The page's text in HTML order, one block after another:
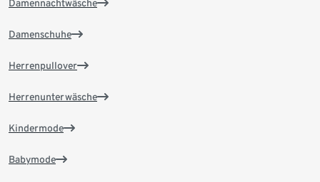
Damennachtwäsche
Damenschuhe
Herrenpullover
Herrenunterwäsche
Kindermode
Babymode